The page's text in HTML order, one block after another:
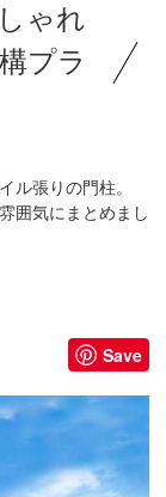
ゃれ
プラ
ル張りの門柱。
囲気にまとめまし
Save